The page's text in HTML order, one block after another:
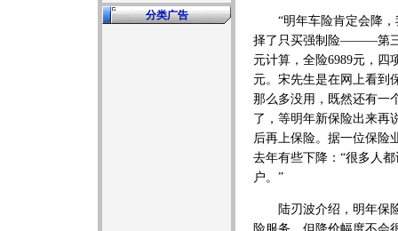
分类广告
“明年车险肯定会降，
择了只买强制险———第三
元计算，全险6989元，四
元。宋先生是在网上看到
那么多没用，既然还有一
了，等明年新保险出来再
后再上保险。据一位保险
去年有些下降：“很多人
户。”
陆刃波介绍，明年保险